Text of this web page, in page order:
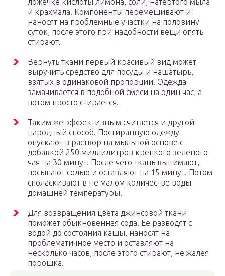
и крахмала. Компоненты перемешивают и
наносят на проблемные участки на половину
суток, после этого при надобности вещи опять
стирают.
Вернуть ткани первый красивый вид может
выручить средство для посуды и нашатырь,
взятых в одинаковой пропорции. Одежда
замачивается в подобной смеси на один час, а
потом просто стирается.
Таким же эффективным считается и другой
народный способ. Постиранную одежду
опускают в раствор на мыльной основе с
добавкой 250 миллилитров крепкого зеленого
чая на 30 минут. После чего ткань вынимают,
посыпают солью и оставляют на 15 минут. Потом
споласкивают в не малом количестве воды
домашней температуры.
Для возвращения цвета джинсовой ткани
поможет обыкновенная сода. Ее разводят с
водой до состояния кашы, наносят на
проблематичное место и оставляют на
несколько часов, после этого стирают, не жалея
порошка.